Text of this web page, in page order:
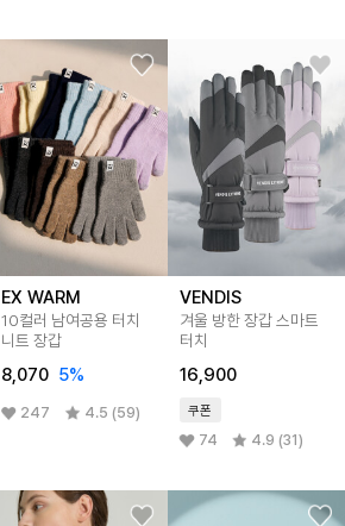
EX WARM
10컬러 남여공용 터치
니트 장갑
8,070 5%
247 4.5 (59)
VENDIS
겨울 방한 장갑 스마트
터치
16,900
쿠폰
74 4.9 (31)